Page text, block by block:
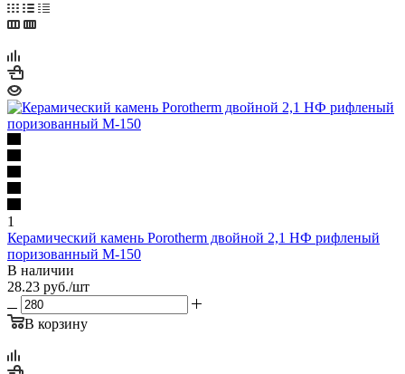
1
Керамический камень Porotherm двойной 2,1 НФ рифленый
поризованный М-150
В наличии
28.23 руб./шт
В корзину